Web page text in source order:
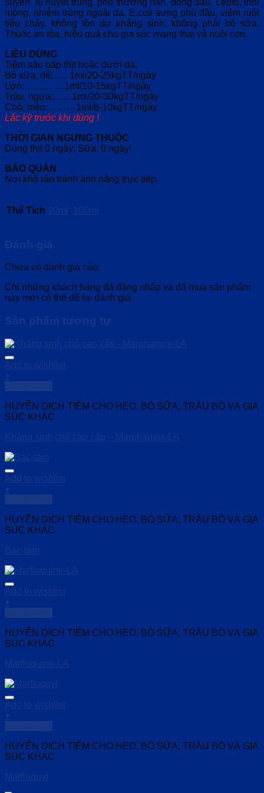
móng, nhiễm trùng ngoài da. E.coli sưng phù đầu, viêm ruột
tiêu chảy. không tồn dư kháng sinh, không phải bỏ sữa.
Thuốc an tòa, hiệu quả cho gia súc mang thai và nuôi con.
LIỀU DÙNG
Tiêm sâu bắp thịt hoặc dưới da:
Bò sữa, dê:….. 1ml/20-25kgTT/ngày
Lợn:………….1ml/10-15kgTT/ngày
Trâu, ngựa:……1ml/20-30kgTT/ngày
Chó, mèo:………1ml/8-10kgTT/ngày
Lắc kỹ trước khi dùng !
THỜI GIAN NGƯNG THUỐC
Dùng thịt 0 ngày; Sữa: 0 ngày!
BẢO QUẢN
Nơi khô ráo tránh ánh nắng trực tiếp.
Thể Tích 20ml , 100ml
Đánh giá
Chưa có đánh giá nào.
Chỉ những khách hàng đã đăng nhập và đã mua sản phẩm
này mới có thể để lại đánh giá.
Sản phẩm tương tự
Add to wishlist
+
HUYỄN DỊCH TIÊM CHO HEO, BÒ SỮA, TRÂU BÒ VÀ GIA
SÚC KHÁC
Kháng sinh chó cao cấp – Marphamox-LA
Add to wishlist
+
HUYỄN DỊCH TIÊM CHO HEO, BÒ SỮA, TRÂU BÒ VÀ GIA
SÚC KHÁC
Bac-tam
Add to wishlist
+
HUYỄN DỊCH TIÊM CHO HEO, BÒ SỮA, TRÂU BÒ VÀ GIA
SÚC KHÁC
Marfluquine-LA
Add to wishlist
+
HUYỄN DỊCH TIÊM CHO HEO, BÒ SỮA, TRÂU BÒ VÀ GIA
SÚC KHÁC
Marfluquyl